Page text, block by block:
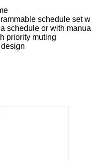
schedule set
schedule or with
priority muting